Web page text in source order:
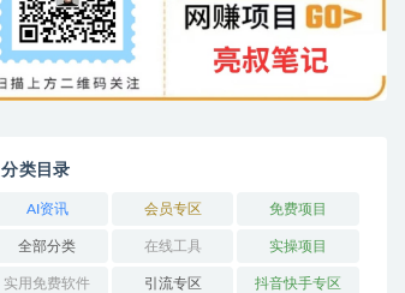
分类目录
AI资讯 会员专区 免费项目
全部分类 在线工具 实操项目
实用免费软件 引流专区 抖音快手专区